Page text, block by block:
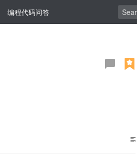
编程代码问答